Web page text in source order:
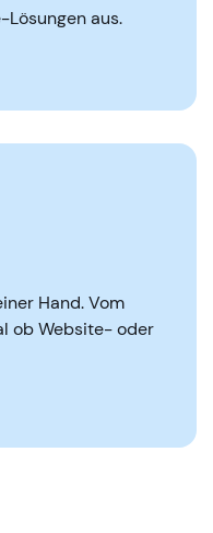
aus.
Hand. Vom
ob Website- oder